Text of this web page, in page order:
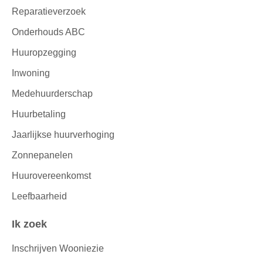
Reparatieverzoek
Onderhouds ABC
Huuropzegging
Inwoning
Medehuurderschap
Huurbetaling
Jaarlijkse huurverhoging
Zonnepanelen
Huurovereenkomst
Leefbaarheid
Ik zoek
Inschrijven Wooniezie